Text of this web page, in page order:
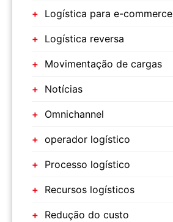
Logística para e-commerce
Logística reversa
Movimentação de cargas
Notícias
Omnichannel
operador logístico
Processo logístico
Recursos logísticos
Redução do custo